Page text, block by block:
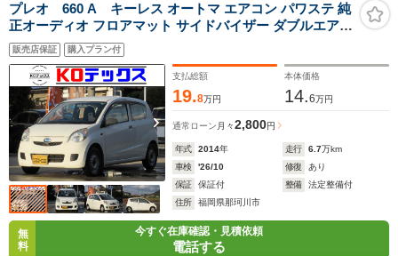
プレオ 660 A キーレス オートマ エアコン パワステ 純
正オーディオ フロアマット サイドバイザー ダブルエアバ
ック タイミングチェーン
販売店保証 購入プラン付
支払総額
19.8万円
本体価格
14.6万円
通常ローン 月々2,800円
年式 2014年 走行 6.7万km
車検
'26/10 修復
あり
保証
保証付 整備
法定整備付
住所
福岡県那珂川市
無
料
今すぐ在庫確認・見積依頼
電話する